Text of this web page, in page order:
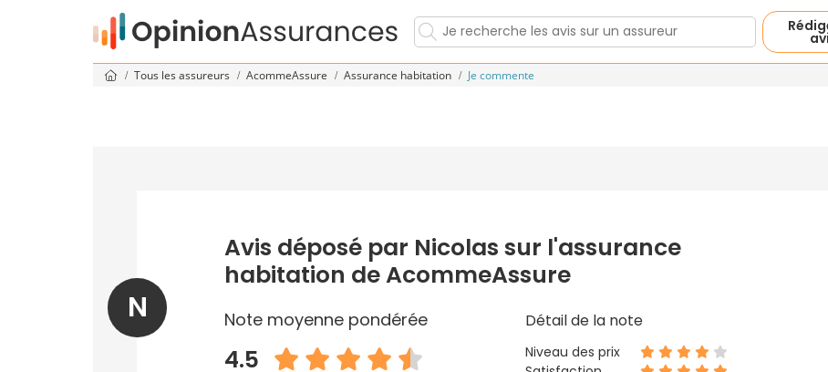
Tous les assureurs AcommeAssure Assurance habitation Je commente
N
Avis déposé par Nicolas sur l'assurance
habitation de AcommeAssure
Note moyenne pondérée
4.5
Détail de la note
Niveau des prix